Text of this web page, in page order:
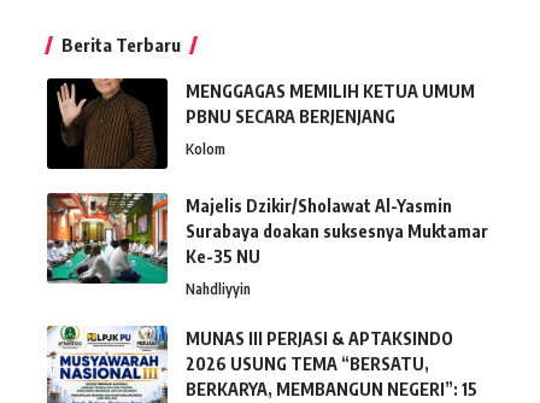
Berita Terbaru
MENGGAGAS MEMILIH KETUA UMUM
PBNU SECARA BERJENJANG
Kolom
Majelis Dzikir/Sholawat Al-Yasmin
Surabaya doakan suksesnya Muktamar
Ke-35 NU
Nahdliyyin
MUNAS III PERJASI & APTAKSINDO
2026 USUNG TEMA “BERSATU,
BERKARYA, MEMBANGUN NEGERI”: 15